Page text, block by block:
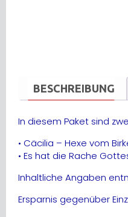
BESCHREIBUNG
In diesem Paket sind
• Cäcilia – Hexe vom
• Es hat die Rache
Inhaltliche Angaben
Ersparnis gegenüber